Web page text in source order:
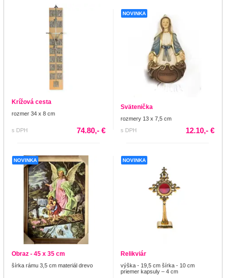
Krížová cesta
rozmer 34 x 8 cm
s DPH 74.80,- €
NOVINKA
Svätenička
rozmery 13 x 7,5 cm
s DPH
12.10,- €
NOVINKA
Obraz - 45 x 35 cm
šírka rámu 3,5 cm materiál drevo
NOVINKA
Relikviár
výška - 19,5 cm šírka - 10 cm
priemer kapsuly – 4 cm